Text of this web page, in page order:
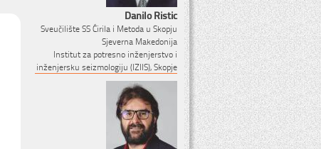
Danilo Ristic
Sveučilište SS Ćirila i Metoda u Skopju
Sjeverna Makedonija
Institut za potresno inženjerstvo i
inženjersku seizmologiju (IZIIS), Skopje